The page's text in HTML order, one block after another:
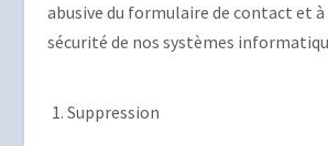
abusive du formulaire de contact et à
sécurité de nos systèmes
Suppression